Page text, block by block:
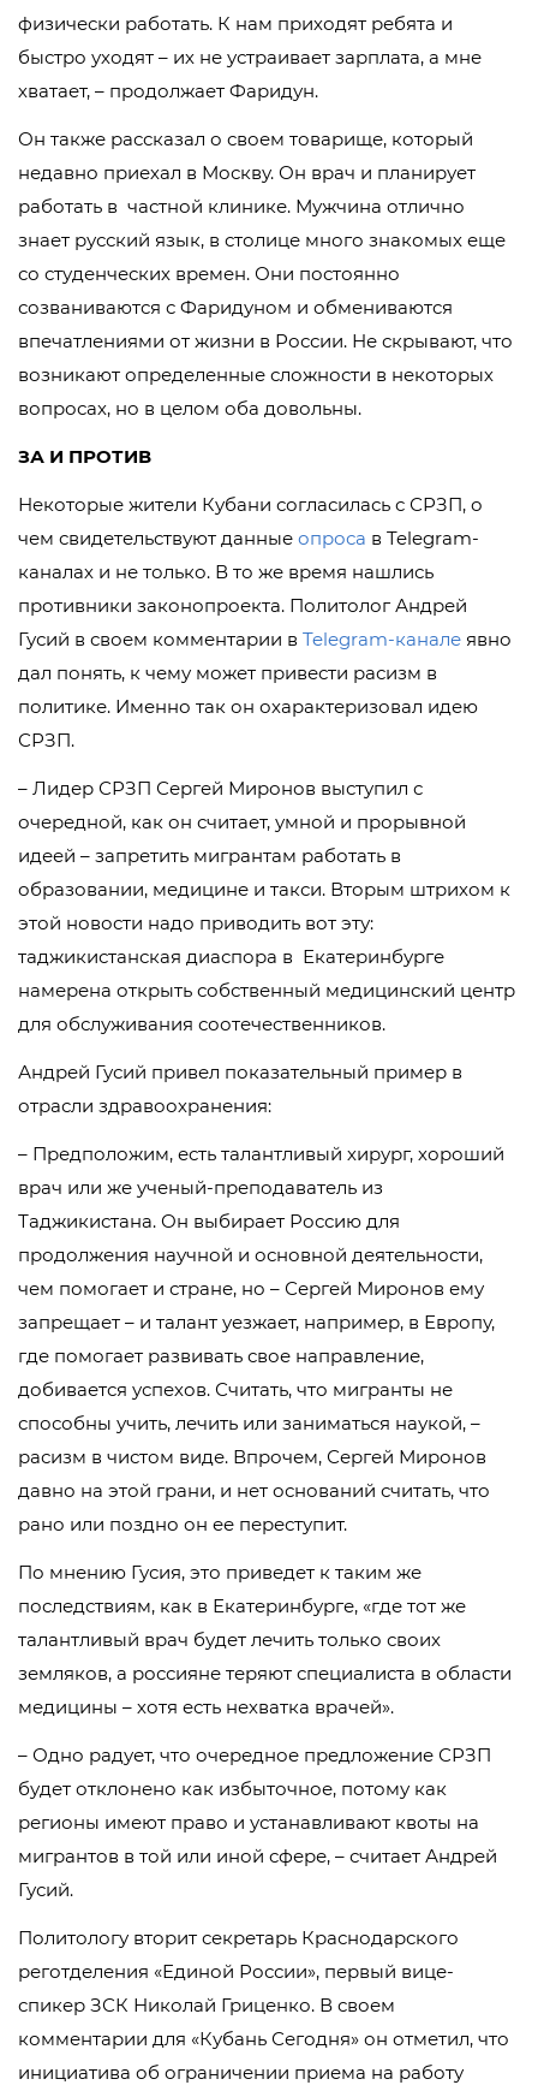
физически работать. К нам приходят ребята и
быстро уходят – их не устраивает зарплата, а мне
хватает, – продолжает Фаридун.
Он также рассказал о своем товарище, который
недавно приехал в Москву. Он врач и планирует
работать в частной клинике. Мужчина отлично
знает русский язык, в столице много знакомых еще
со студенческих времен. Они постоянно
созваниваются с Фаридуном и обмениваются
впечатлениями от жизни в России. Не скрывают, что
возникают определенные сложности в некоторых
вопросах, но в целом оба довольны.
ЗА И ПРОТИВ
Некоторые жители Кубани согласилась с СРЗП, о
чем свидетельствуют данные опроса в Telegram-
каналах и не только. В то же время нашлись
противники законопроекта. Политолог Андрей
Гусий в своем комментарии в Telegram-канале явно
дал понять, к чему может привести расизм в
политике. Именно так он охарактеризовал идею
СРЗП.
– Лидер СРЗП Сергей Миронов выступил с
очередной, как он считает, умной и прорывной
идеей – запретить мигрантам работать в
образовании, медицине и такси. Вторым штрихом к
этой новости надо приводить вот эту:
таджикистанская диаспора в Екатеринбурге
намерена открыть собственный медицинский центр
для обслуживания соотечественников.
Андрей Гусий привел показательный пример в
отрасли здравоохранения:
– Предположим, есть талантливый хирург, хороший
врач или же ученый-преподаватель из
Таджикистана. Он выбирает Россию для
продолжения научной и основной деятельности,
чем помогает и стране, но – Сергей Миронов ему
запрещает – и талант уезжает, например, в Европу,
где помогает развивать свое направление,
добивается успехов. Считать, что мигранты не
способны учить, лечить или заниматься наукой, –
расизм в чистом виде. Впрочем, Сергей Миронов
давно на этой грани, и нет оснований считать, что
рано или поздно он ее переступит.
По мнению Гусия, это приведет к таким же
последствиям, как в Екатеринбурге, «где тот же
талантливый врач будет лечить только своих
земляков, а россияне теряют специалиста в области
медицины – хотя есть нехватка врачей».
– Одно радует, что очередное предложение СРЗП
будет отклонено как избыточное, потому как
регионы имеют право и устанавливают квоты на
мигрантов в той или иной сфере, – считает Андрей
Гусий.
Политологу вторит секретарь Краснодарского
реготделения «Единой России», первый вице-
спикер ЗСК Николай Гриценко. В своем
комментарии для «Кубань Сегодня» он отметил, что
инициатива об ограничении приема на работу